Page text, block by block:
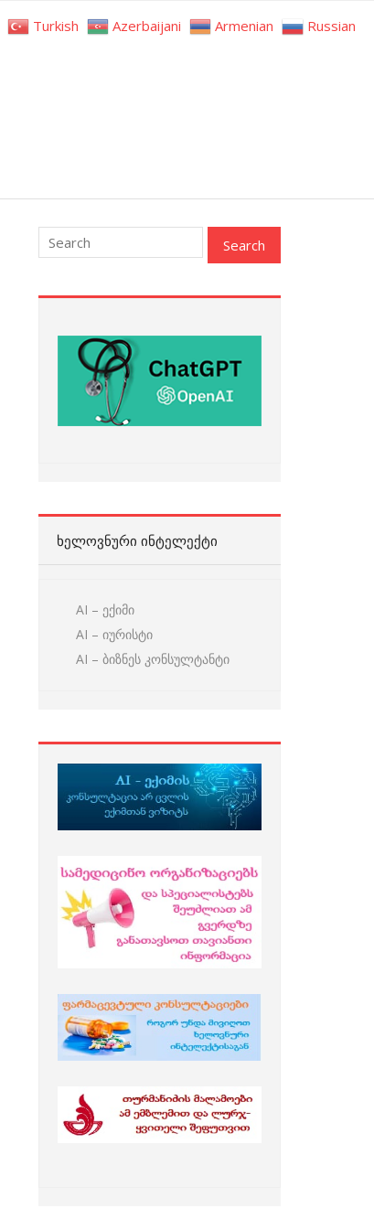
ᲮᲔᲚᲝᲕᲜᲣᲠᲘ ᲘᲜᲢᲔᲚᲔᲥᲢᲘ
AI – ექიმი
AI – იურისტი
AI – ბიზნეს კონსულტანტი
Turkish Azerbaijani Armenian Russian